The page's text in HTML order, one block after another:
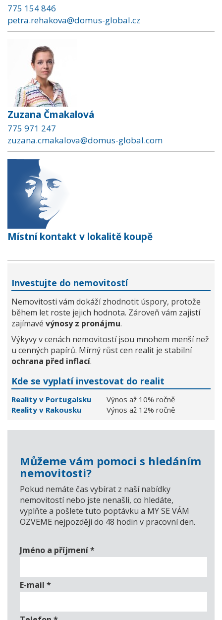
775 154 846
petra.rehakova@domus-global.cz
Zuzana Čmakalová
775 971 247
zuzana.cmakalova@domus-global.com
Místní kontakt v lokalitě koupě
Investujte do nemovitostí
Nemovitosti vám dokáží zhodnotit úspory, protože
během let roste jejich hodnota. Zároveň vám zajistí
zajímavé výnosy z pronájmu.
Výkyvy v cenách nemovitostí jsou mnohem menší než
u cenných papírů. Mírný růst cen realit je stabilní
ochrana před inflací.
Kde se vyplatí investovat do realit
Reality v Portugalsku
Výnos až 10% ročně
Reality v Rakousku
Výnos až 12% ročně
Můžeme vám pomoci s hledáním
nemovitosti?
Pokud nemáte čas vybírat z naší nabídky
nemovitostí nebo jste nenašli, co hledáte,
vyplňte a pošlete tuto poptávku a MY SE VÁM
OZVEME nejpozději do 48 hodin v pracovní den.
Jméno a příjmení*
E-mail *